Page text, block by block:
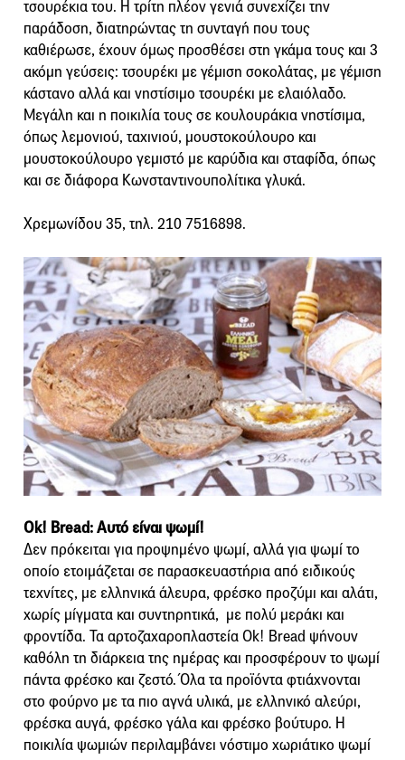
τσουρέκια του. Η τρίτη πλέον γενιά συνεχίζει την
παράδοση, διατηρώντας τη συνταγή που τους
καθιέρωσε, έχουν όμως προσθέσει στη γκάμα τους και 3
ακόμη γεύσεις: τσουρέκι με γέμιση σοκολάτας, με γέμιση
κάστανο αλλά και νηστίσιμο τσουρέκι με ελαιόλαδο.
Μεγάλη και η ποικιλία τους σε κουλουράκια νηστίσιμα,
όπως λεμονιού, ταχινιού, μουστοκούλουρο και
μουστοκούλουρο γεμιστό με καρύδια και σταφίδα, όπως
και σε διάφορα Κωνσταντινουπολίτικα γλυκά.
Χρεμωνίδου 35, τηλ. 210 7516898.
Ok! Bread: Αυτό είναι ψωμί!
Δεν πρόκειται για προψημένο ψωμί, αλλά για ψωμί το
οποίο ετοιμάζεται σε παρασκευαστήρια από ειδικούς
τεχνίτες, με ελληνικά άλευρα, φρέσκο προζύμι και αλάτι,
χωρίς μίγματα και συντηρητικά, με πολύ μεράκι και
φροντίδα. Τα αρτοζαχαροπλαστεία Ok! Bread ψήνουν
καθόλη τη διάρκεια της ημέρας και προσφέρουν το ψωμί
πάντα φρέσκο και ζεστό. Όλα τα προϊόντα φτιάχνονται
στο φούρνο με τα πιο αγνά υλικά, με ελληνικό αλεύρι,
φρέσκα αυγά, φρέσκο γάλα και φρέσκο βούτυρο. Η
ποικιλία ψωμιών περιλαμβάνει νόστιμο χωριάτικο ψωμί